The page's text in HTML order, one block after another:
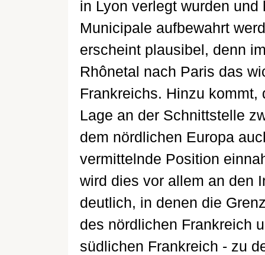
in Lyon verlegt wurden
Municipale aufbewahrt
erscheint plausibel, denn
Rhônetal nach Paris das
Frankreichs. Hinzu
Lage an der Schnittstelle
dem nördlichen Europa
vermittelnde Position
wird dies vor allem an den
deutlich, in denen die
des nördlichen Frankreich
südlichen Frankreich - zu